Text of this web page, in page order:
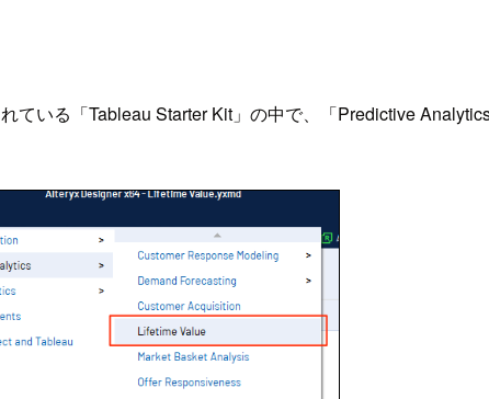
ている「Tableau Starter Kit」の中で、「Predictive